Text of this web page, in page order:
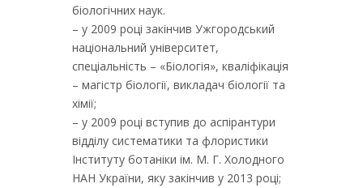
біологічних наук.
– у 2009 році закінчив Ужгородський
національний університет,
спеціальність – «Біологія», кваліфікація
– магістр біології, викладач біології та
хімії;
– у 2009 році вступив до аспірантури
відділу систематики та флористики
Інституту ботаніки ім. М. Г. Холодного
НАН України, яку закінчив у 2013 році;